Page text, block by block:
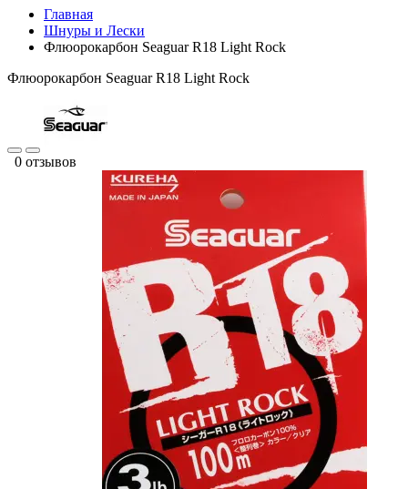
Главная
Шнуры и Лески
Флюорокарбон Seaguar R18 Light Rock
Флюорокарбон Seaguar R18 Light Rock
0 отзывов